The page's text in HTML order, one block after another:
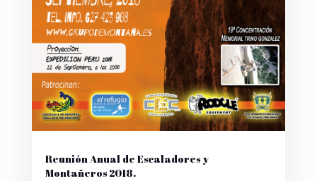
Reunión Anual de Escaladores y
Montañeros 2018.